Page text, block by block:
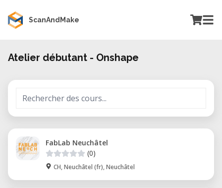
ScanAndMake
Atelier débutant - Onshape
FabLab Neuchâtel
(0)
CH, Neuchâtel (fr), Neuchâtel